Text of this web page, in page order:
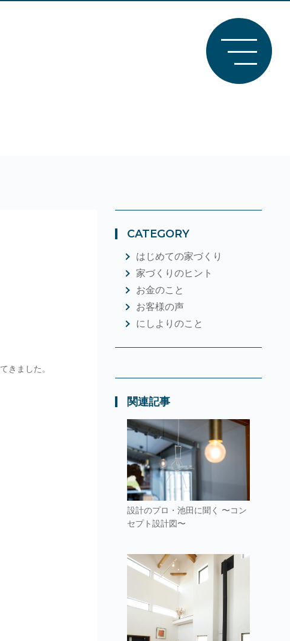
きました。
CATEGORY
はじめての家づくり
家づくりのヒント
お金のこと
お客様の声
にしよりのこと
関連記事
設計のプロ・池田に聞く 〜コン
セプト設計図〜